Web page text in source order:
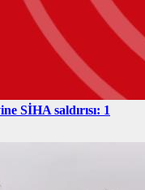
SİHA saldırısı: 1